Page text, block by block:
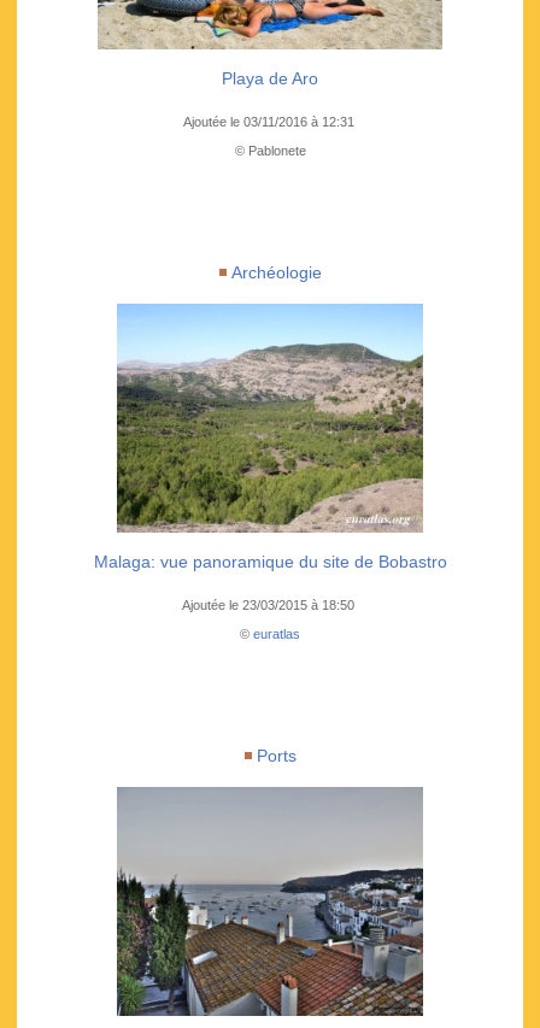
Playa de Aro
Ajoutée le 03/11/2016 à 12:31
© Pablonete
Archéologie
Malaga: vue panoramique du site de Bobastro
Ajoutée le 23/03/2015 à 18:50
© euratlas
Ports